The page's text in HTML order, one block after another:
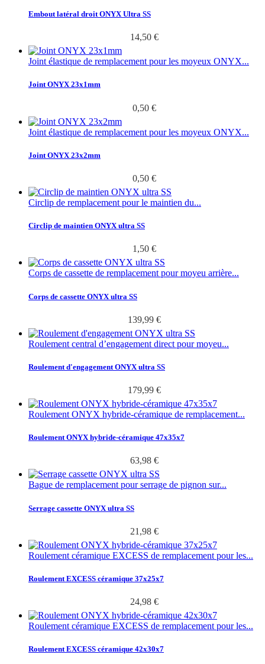
Embout latéral droit ONYX Ultra SS
14,50 €
Joint élastique de remplacement pour les moyeux ONYX...
Joint ONYX 23x1mm
0,50 €
Joint élastique de remplacement pour les moyeux ONYX...
Joint ONYX 23x2mm
0,50 €
Circlip de remplacement pour le maintien du...
Circlip de maintien ONYX ultra SS
1,50 €
Corps de cassette de remplacement pour moyeu arrière...
Corps de cassette ONYX ultra SS
139,99 €
Roulement central d’engagement direct pour moyeu...
Roulement d'engagement ONYX ultra SS
179,99 €
Roulement ONYX hybride-céramique de remplacement...
Roulement ONYX hybride-céramique 47x35x7
63,98 €
Bague de remplacement pour serrage de pignon sur...
Serrage cassette ONYX ultra SS
21,98 €
Roulement céramique EXCESS de remplacement pour les...
Roulement EXCESS céramique 37x25x7
24,98 €
Roulement céramique EXCESS de remplacement pour les...
Roulement EXCESS céramique 42x30x7